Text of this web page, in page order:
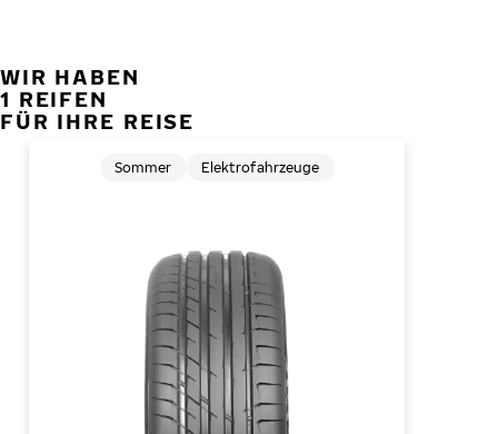
WIR HABEN
1 REIFEN
FÜR IHRE REISE
Sommer Elektrofahrzeuge